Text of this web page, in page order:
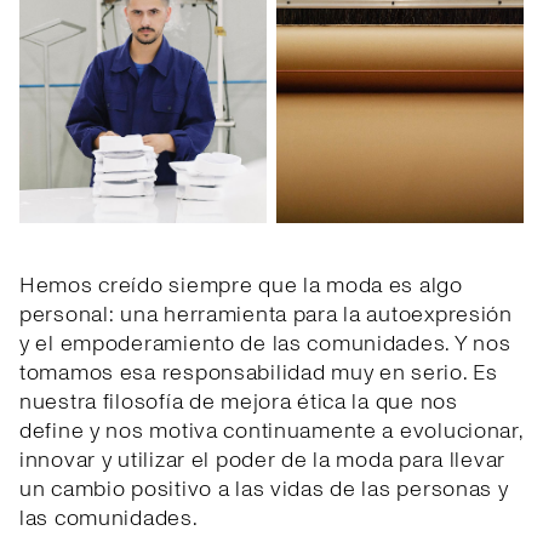
Hemos creído siempre que la moda es algo
personal: una herramienta para la autoexpresión
y el empoderamiento de las comunidades. Y nos
tomamos esa responsabilidad muy en serio. Es
nuestra filosofía de mejora ética la que nos
define y nos motiva continuamente a evolucionar,
innovar y utilizar el poder de la moda para llevar
un cambio positivo a las vidas de las personas y
las comunidades.